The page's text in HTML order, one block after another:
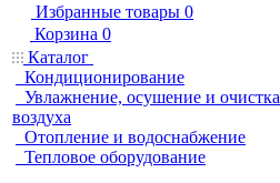
Избранные товары 0
Корзина 0
Каталог
Кондиционирование
Увлажнение, осушение и очистка
воздуха
Отопление и водоснабжение
Тепловое оборудование